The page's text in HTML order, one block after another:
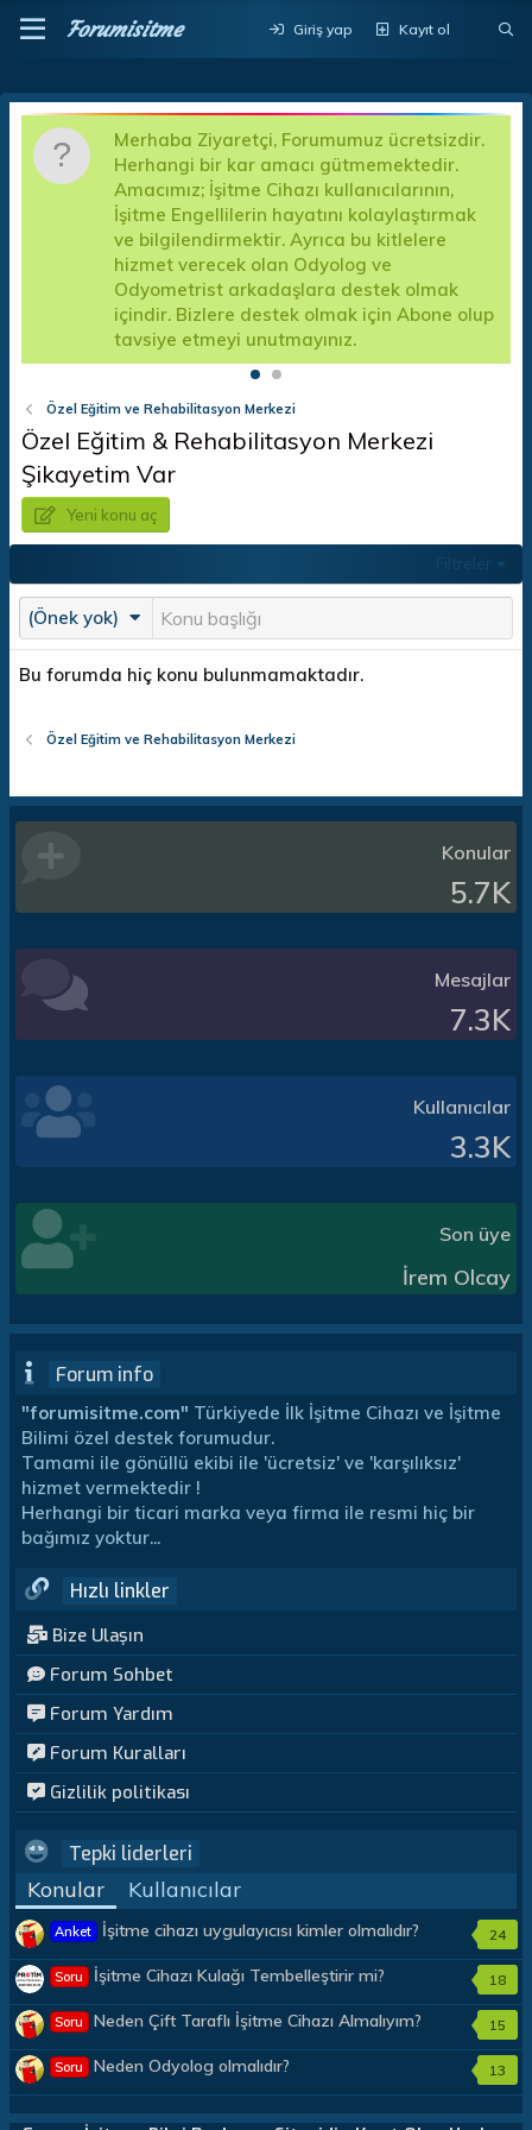
Forumisitme Giriş yap Kayıt ol
Merhaba Ziyaretçi, Forumumuz ücretsizdir.
Herhangi bir kar amacı gütmemektedir.
Amacımız; İşitme Cihazı kullanıcılarının,
İşitme Engellilerin hayatını kolaylaştırmak
ve bilgilendirmektir. Ayrıca bu kitlelere
hizmet verecek olan Odyolog ve
Odyometrist arkadaşlara destek olmak
içindir. Bizlere destek olmak için Abone olup
tavsiye etmeyi unutmayınız.
Özel Eğitim ve Rehabilitasyon Merkezi
Özel Eğitim & Rehabilitasyon Merkezi
Şikayetim Var
Yeni konu aç
Filtreler
(Önek yok)
Bu forumda hiç konu bulunmamaktadır.
Özel Eğitim ve Rehabilitasyon Merkezi
Konular
5.7K
Mesajlar
7.3K
Kullanıcılar
3.3K
Son üye
İrem Olcay
Forum info
"forumisitme.com" Türkiyede İlk İşitme Cihazı ve İşitme
Bilimi özel destek forumudur.
Tamami ile gönüllü ekibi ile 'ücretsiz' ve 'karşılıksız'
hizmet vermektedir !
Herhangi bir ticari marka veya firma ile resmi hiç bir
bağımız yoktur...
Hızlı linkler
Bize Ulaşın
Forum Sohbet
Forum Yardım
Forum Kuralları
Gizlilik politikası
Tepki liderleri
Konular Kullanıcılar
Anket İşitme cihazı uygulayıcısı kimler olmalıdır? 24
Soru İşitme Cihazı Kulağı Tembelleştirir mi? 18
Soru Neden Çift Taraflı İşitme Cihazı Almalıyım? 15
Soru Neden Odyolog olmalıdır? 13